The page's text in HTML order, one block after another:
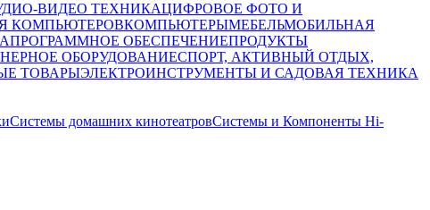
ВИДЕО ТЕХНИКАЦИФРОВОЕ ФОТО И
КОМПЬЮТЕРОВКОМПЬЮТЕРЫМЕБЕЛЬМОБИЛЬНАЯ
ПРОГРАММНОЕ ОБЕСПЕЧЕНИЕПРОДУКТЫ
ОБОРУДОВАНИЕСПОРТ, АКТИВНЫЙ ОТДЫХ,
ТОВАРЫЭЛЕКТРОИНСТРУМЕНТЫ И САДОВАЯ ТЕХНИКА
Системы домашних кинотеатровСистемы и Компоненты Hi-